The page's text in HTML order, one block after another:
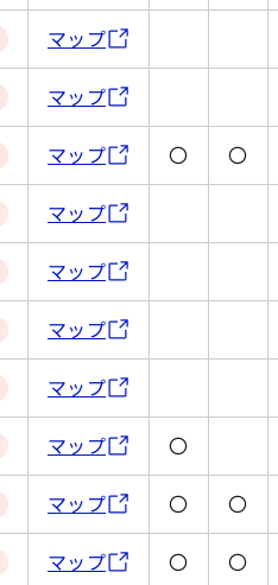
マップ
マップ
マップ 〇 〇
マップ
マップ
マップ
マップ
マップ 〇
マップ 〇 〇
マップ 〇 〇